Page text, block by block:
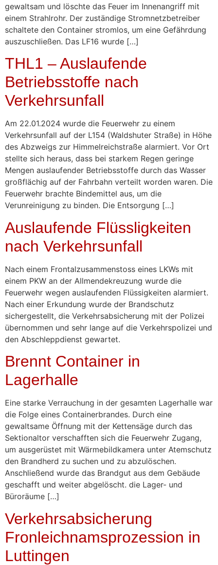
gewaltsam und löschte das Feuer im Innenangriff mit
einem Strahlrohr. Der zuständige Stromnetzbetreiber
schaltete den Container stromlos, um eine Gefährdung
auszuschließen. Das LF16 wurde […]
THL1 – Auslaufende
Betriebsstoffe nach
Verkehrsunfall
Am 22.01.2024 wurde die Feuerwehr zu einem
Verkehrsunfall auf der L154 (Waldshuter Straße) in Höhe
des Abzweigs zur Himmelreichstraße alarmiert. Vor Ort
stellte sich heraus, dass bei starkem Regen geringe
Mengen auslaufender Betriebsstoffe durch das Wasser
großflächig auf der Fahrbahn verteilt worden waren. Die
Feuerwehr brachte Bindemittel aus, um die
Verunreinigung zu binden. Die Entsorgung […]
Auslaufende Flüssligkeiten
nach Verkehrsunfall
Nach einem Frontalzusammenstoss eines LKWs mit
einem PKW an der Allmendekreuzung wurde die
Feuerwehr wegen auslaufenden Flüssigkeiten alarmiert.
Nach einer Erkundung wurde der Brandschutz
sichergestellt, die Verkehrsabsicherung mit der Polizei
übernommen und sehr lange auf die Verkehrspolizei und
den Abschleppdienst gewartet.
Brennt Container in
Lagerhalle
Eine starke Verrauchung in der gesamten Lagerhalle war
die Folge eines Containerbrandes. Durch eine
gewaltsame Öffnung mit der Kettensäge durch das
Sektionaltor verschafften sich die Feuerwehr Zugang,
um ausgerüstet mit Wärmebildkamera unter Atemschutz
den Brandherd zu suchen und zu abzulöschen.
Anschließend wurde das Brandgut aus dem Gebäude
geschafft und weiter abgelöscht. die Lager- und
Büroräume […]
Verkehrsabsicherung
Fronleichnamsprozession in
Luttingen